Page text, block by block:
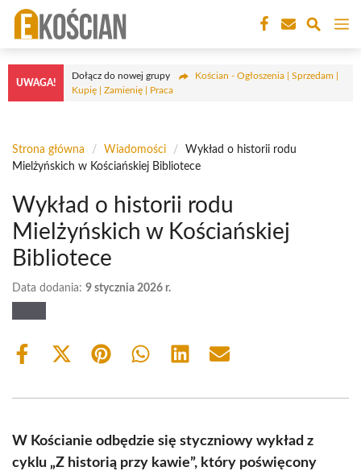
Przejdź
treści
UWAGA!
Dołącz do nowej grupy
Kościan - Ogłoszenia | Sprzedam |
Kupię | Zamienię | Praca
Strona główna / Wiadomości /
Wykład o historii rodu
Mielżyńskich w Kościańskiej Bibliotece
Wykład o historii rodu
Mielżyńskich w Kościańskiej
Bibliotece
Data dodania: 9 stycznia 2026 r.
Share
Share
(Twitter)
Share Share Share Share
W Kościanie odbędzie się styczniowy wykład z
cyklu „Z historią przy kawie”, który poświęcony